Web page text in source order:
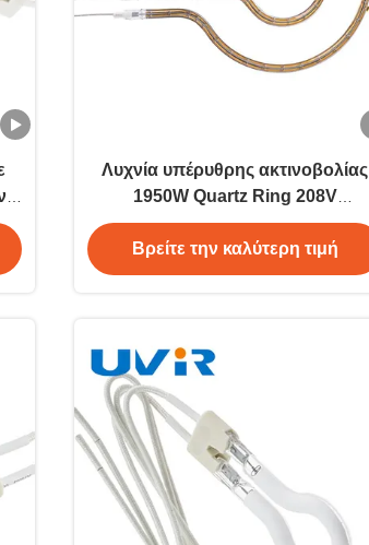
Λυχνία υπέρυθρης ακτινοβολίας
1950W Quartz Ring 208V
Βιομηχανικός θερμαντήρας
Βρείτε την καλύτερη τιμή